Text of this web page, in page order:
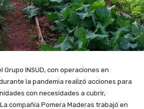
INSUD, con operaciones en
la pandemia realizó acciones para
con necesidades a cubrir,
compañía Pomera Maderas trabajó en